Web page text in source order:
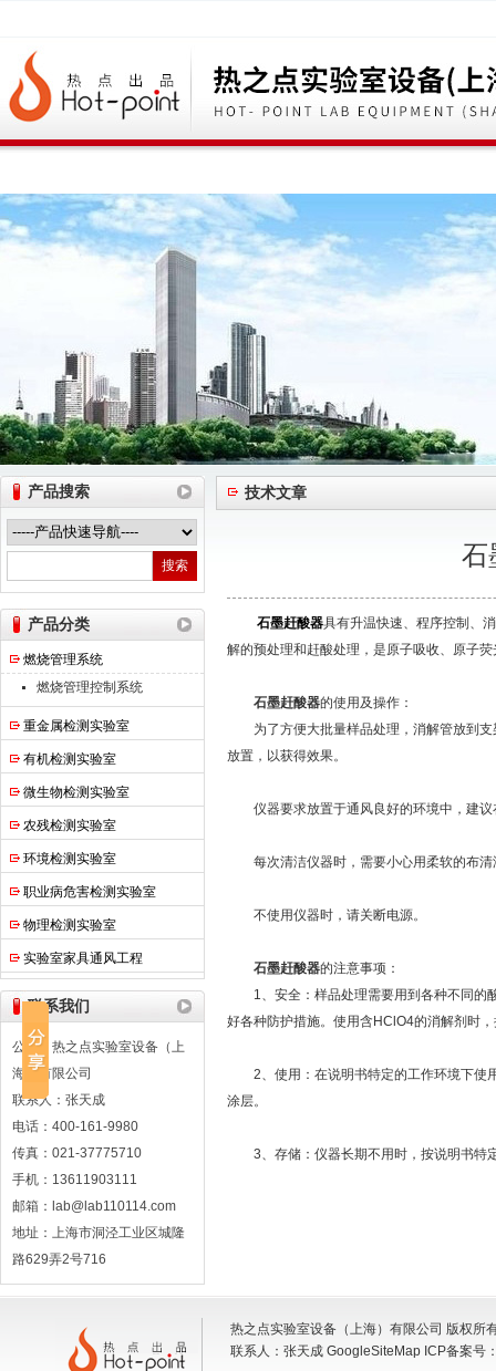
热之点实验室设备（上海）有限公司
产品搜索
产品分类
燃烧管理系统
燃烧管理控制系统
重金属检测实验室
有机检测实验室
微生物检测实验室
农残检测实验室
环境检测实验室
职业病危害检测实验室
物理检测实验室
实验室家具通风工程
联系我们
公司：热之点实验室设备（上
海）有限公司
联系人：张天成
电话：400-161-9980
传真：021-37775710
手机：13611903111
邮箱：lab@lab110114.com
地址：上海市洞泾工业区城隆
路629弄2号716
技术文章
石
石墨赶酸器具有升温快速、程序控制、
解的预处理和赶酸处理，是原子吸收、原子
石墨赶酸器的使用及操作：
为了方便大批量样品处理，消解管放到支
放置，以获得效果。
仪器要求放置于通风良好的环境中，建议
每次清洁仪器时，需要小心用柔软的布清
不使用仪器时，请关断电源。
石墨赶酸器的注意事项：
1、安全：样品处理需要用到各种不同的酸
好各种防护措施。使用含HClO4的消解剂时
2、使用：在说明书特定的工作环境下使用
涂层。
3、存储：仪器长期不用时，按说明书特
热之点实验室设备（上海）有限公司 版权
联系人：张天成 GoogleSiteMap ICP备案号